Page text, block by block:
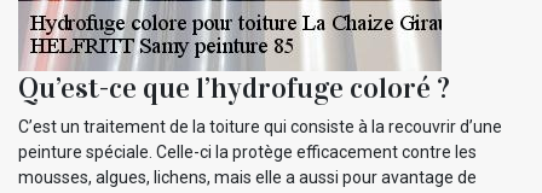
Qu’est-ce que l’hydrofuge coloré ?
C’est un traitement de la toiture qui consiste à la recouvrir d’une
peinture spéciale. Celle-ci la protège efficacement contre les
mousses, algues, lichens, mais elle a aussi pour avantage de